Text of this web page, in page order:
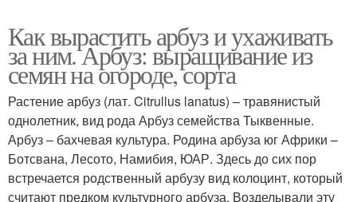
Как вырастить арбуз и ухаживать
за ним. Арбуз: выращивание из
семян на огороде, сорта
Растение арбуз (лат. Citrullus lanatus) – травянистый
однолетник, вид рода Арбуз семейства Тыквенные.
Арбуз – бахчевая культура. Родина арбуза юг Африки –
Ботсвана, Лесото, Намибия, ЮАР. Здесь до сих пор
встречается родственный арбузу вид колоцинт, который
считают предком культурного арбуза. Возделывали эту